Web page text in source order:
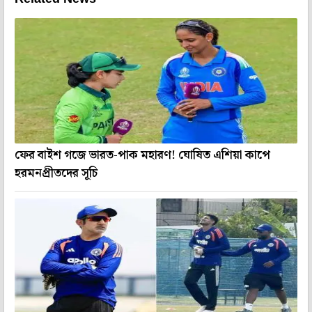
ফের বাইশ গজে ভারত-পাক মহারণ! ঘোষিত এশিয়া কাপে
হরমনপ্রীতদের সূচি